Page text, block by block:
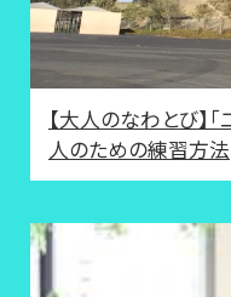
【大人のなわとび】
人のための練習方法